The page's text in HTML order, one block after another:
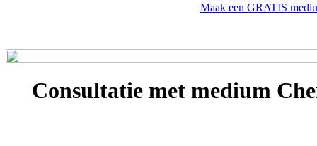
Maak een GRATIS
Consultatie met medium